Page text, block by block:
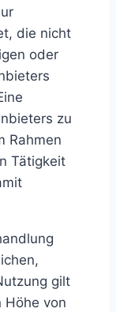
die nicht
oder
zu
Rahmen
Tätigkeit
gilt
Höhe von